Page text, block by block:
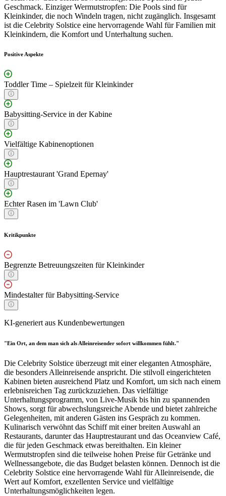
Geschmack. Einziger Wermutstropfen: Die Pools sind für
Kleinkinder, die noch Windeln tragen, nicht zugänglich. Insgesamt
ist die Celebrity Solstice eine hervorragende Wahl für Familien mit
Kleinkindern, die Komfort und Unterhaltung suchen.
Positive Aspekte
Toddler Time – Spielzeit für Kleinkinder
Babysitting-Service in der Kabine
Vielfältige Kabinenoptionen
Hauptrestaurant 'Grand Epernay'
Echter Rasen im 'Lawn Club'
Kritikpunkte
Begrenzte Betreuungszeiten für Kleinkinder
Mindestalter für Babysitting-Service
KI-generiert aus Kundenbewertungen
"Ein Ort, an dem man sich als Alleinreisender sofort willkommen fühlt."
Die Celebrity Solstice überzeugt mit einer eleganten Atmosphäre,
die besonders Alleinreisende anspricht. Die stilvoll eingerichteten
Kabinen bieten ausreichend Platz und Komfort, um sich nach einem
erlebnisreichen Tag zurückzuziehen. Das vielfältige
Unterhaltungsprogramm, von Live-Musik bis hin zu spannenden
Shows, sorgt für abwechslungsreiche Abende und bietet zahlreiche
Gelegenheiten, mit anderen Gästen ins Gespräch zu kommen.
Kulinarisch verwöhnt das Schiff mit einer breiten Auswahl an
Restaurants, darunter das Hauptrestaurant und das Oceanview Café,
die für jeden Geschmack etwas bereithalten. Ein kleiner
Wermutstropfen sind die teilweise hohen Preise für Getränke und
Wellnessangebote, die das Budget belasten können. Dennoch ist die
Celebrity Solstice eine hervorragende Wahl für Alleinreisende, die
Wert auf Komfort, exzellenten Service und vielfältige
Unterhaltungsmöglichkeiten legen.